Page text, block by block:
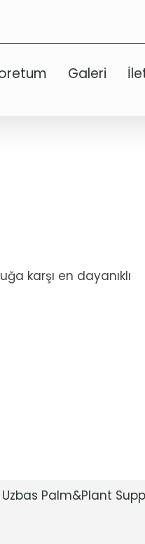
Galeri
karşı en dayanıklı
Uzbas Palm&Plant